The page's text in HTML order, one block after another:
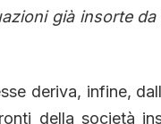
già insorte
deriva, infine,
della società